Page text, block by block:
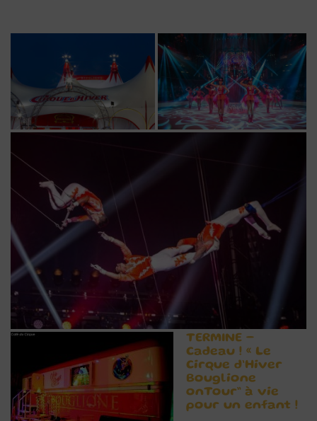
TERMINE –
Cadeau ! « Le
Cirque d’Hiver
Bouglione
onTour” à vie
pour un enfant !